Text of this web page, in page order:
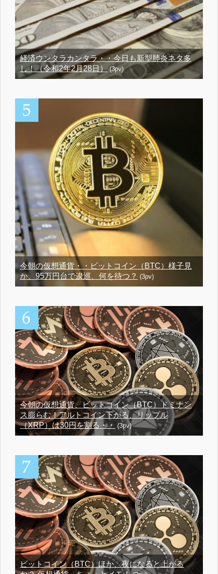
経済ウンタラカンタラ・・今日も新型肺炎ネタ多
し！（令和2年2月28日） (3pv)
今朝の仮想通貨・・ビットコイン（BTC）様子見
か、95万円台で逡巡、何を待つ？ (3pv)
今朝の仮想通貨、ビットコイン（BTC）ドミナン
ス膨らむ！アルトコイン下がる、リップル
（XRP）は30円を割る・・(3pv)
ビットコイン（BTC）ほか、夜になると上がる